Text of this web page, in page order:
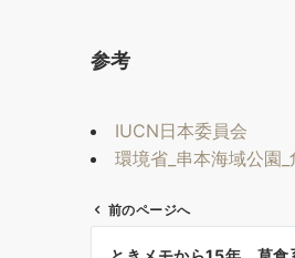
参考
IUCN日本委員会
環境省_串本海域公園
前のページへ